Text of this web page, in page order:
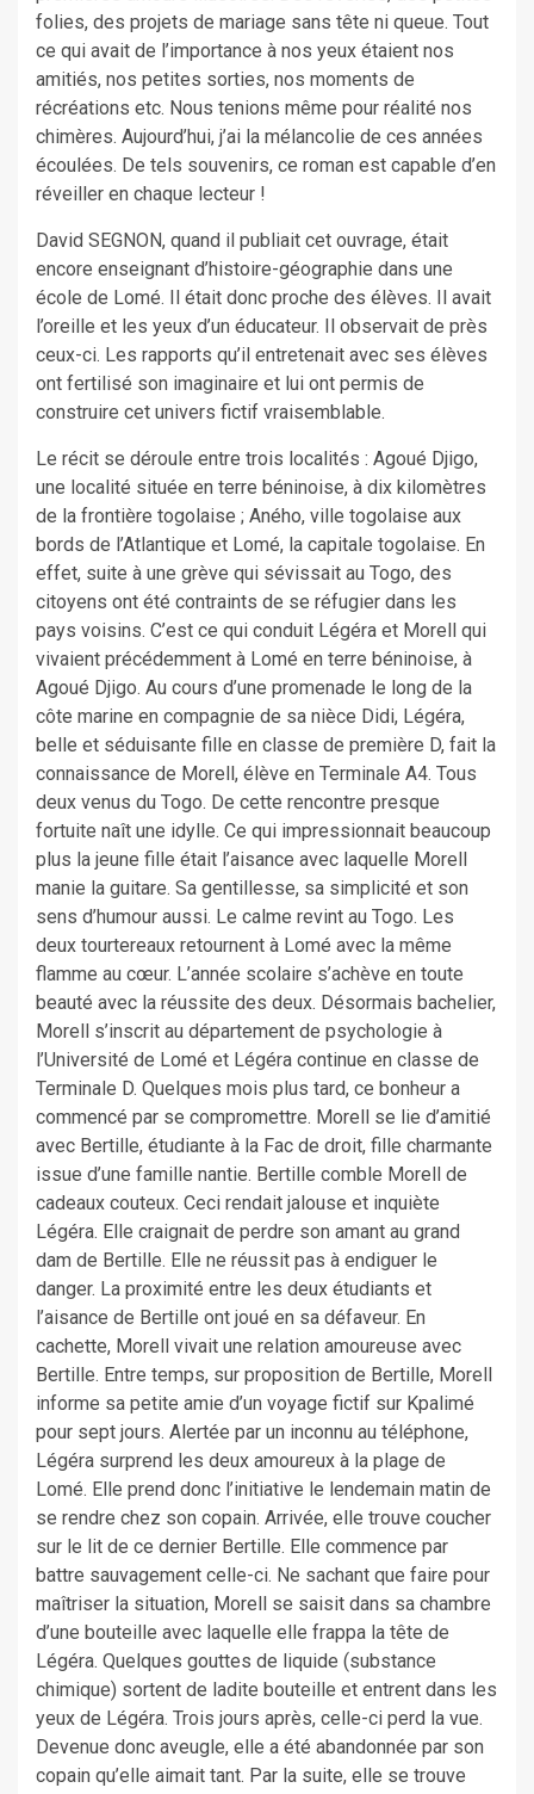
folies, des projets de mariage sans tête ni queue. Tout
ce qui avait de l’importance à nos yeux étaient nos
amitiés, nos petites sorties, nos moments de
récréations etc. Nous tenions même pour réalité nos
chimères. Aujourd’hui, j’ai la mélancolie de ces années
écoulées. De tels souvenirs, ce roman est capable d’en
réveiller en chaque lecteur !
David SEGNON, quand il publiait cet ouvrage, était
encore enseignant d’histoire-géographie dans une
école de Lomé. Il était donc proche des élèves. Il avait
l’oreille et les yeux d’un éducateur. Il observait de près
ceux-ci. Les rapports qu’il entretenait avec ses élèves
ont fertilisé son imaginaire et lui ont permis de
construire cet univers fictif vraisemblable.
Le récit se déroule entre trois localités : Agoué Djigo,
une localité située en terre béninoise, à dix kilomètres
de la frontière togolaise ; Aného, ville togolaise aux
bords de l’Atlantique et Lomé, la capitale togolaise. En
effet, suite à une grève qui sévissait au Togo, des
citoyens ont été contraints de se réfugier dans les
pays voisins. C’est ce qui conduit Légéra et Morell qui
vivaient précédemment à Lomé en terre béninoise, à
Agoué Djigo. Au cours d’une promenade le long de la
côte marine en compagnie de sa nièce Didi, Légéra,
belle et séduisante fille en classe de première D, fait la
connaissance de Morell, élève en Terminale A4. Tous
deux venus du Togo. De cette rencontre presque
fortuite naît une idylle. Ce qui impressionnait beaucoup
plus la jeune fille était l’aisance avec laquelle Morell
manie la guitare. Sa gentillesse, sa simplicité et son
sens d’humour aussi. Le calme revint au Togo. Les
deux tourtereaux retournent à Lomé avec la même
flamme au cœur. L’année scolaire s’achève en toute
beauté avec la réussite des deux. Désormais bachelier,
Morell s’inscrit au département de psychologie à
l’Université de Lomé et Légéra continue en classe de
Terminale D. Quelques mois plus tard, ce bonheur a
commencé par se compromettre. Morell se lie d’amitié
avec Bertille, étudiante à la Fac de droit, fille charmante
issue d’une famille nantie. Bertille comble Morell de
cadeaux couteux. Ceci rendait jalouse et inquiète
Légéra. Elle craignait de perdre son amant au grand
dam de Bertille. Elle ne réussit pas à endiguer le
danger. La proximité entre les deux étudiants et
l’aisance de Bertille ont joué en sa défaveur. En
cachette, Morell vivait une relation amoureuse avec
Bertille. Entre temps, sur proposition de Bertille, Morell
informe sa petite amie d’un voyage fictif sur Kpalimé
pour sept jours. Alertée par un inconnu au téléphone,
Légéra surprend les deux amoureux à la plage de
Lomé. Elle prend donc l’initiative le lendemain matin de
se rendre chez son copain. Arrivée, elle trouve coucher
sur le lit de ce dernier Bertille. Elle commence par
battre sauvagement celle-ci. Ne sachant que faire pour
maîtriser la situation, Morell se saisit dans sa chambre
d’une bouteille avec laquelle elle frappa la tête de
Légéra. Quelques gouttes de liquide (substance
chimique) sortent de ladite bouteille et entrent dans les
yeux de Légéra. Trois jours après, celle-ci perd la vue.
Devenue donc aveugle, elle a été abandonnée par son
copain qu’elle aimait tant. Par la suite, elle se trouve